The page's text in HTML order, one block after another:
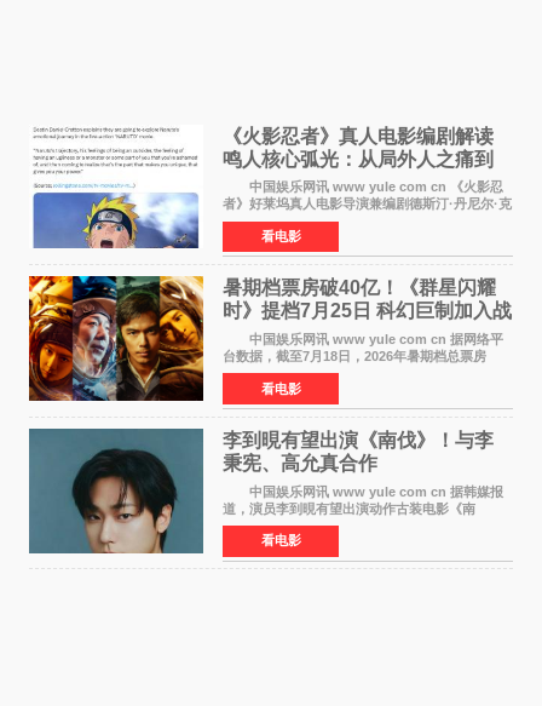
《火影忍者》真人电影编剧解读
鸣人核心弧光：从局外人之痛到
自我觉醒
中国娱乐网讯 www yule com cn 《火影忍
者》好莱坞真人电影导演兼编剧德斯汀·丹尼尔·克
雷顿近日在采访中分享了对主角鸣人成长弧光的
理解，透露电影将深入探索鸣人作为局外人的情
感历程。
看电影
暑期档票房破40亿！《群星闪耀
时》提档7月25日 科幻巨制加入战
中国娱乐网讯 www yule com cn 据网络平
台数据，截至7月18日，2026年暑期档总票房
（含预售）已正式突破40亿元大关，年度总票房
也随之逼近197亿元。超百部中外佳片同台竞技，
点燃了盛夏的电
看电影
李到晛有望出演《南伐》！与李
秉宪、高允真合作
中国娱乐网讯 www yule com cn 据韩媒报
道，演员李到晛有望出演动作古装电影《南
伐》，与李秉宪、高允真合作，引发关注。
该片为动作古装片，讲述朝鲜初期，为了解救被
倭寇绑走的俘虏，9
看电影